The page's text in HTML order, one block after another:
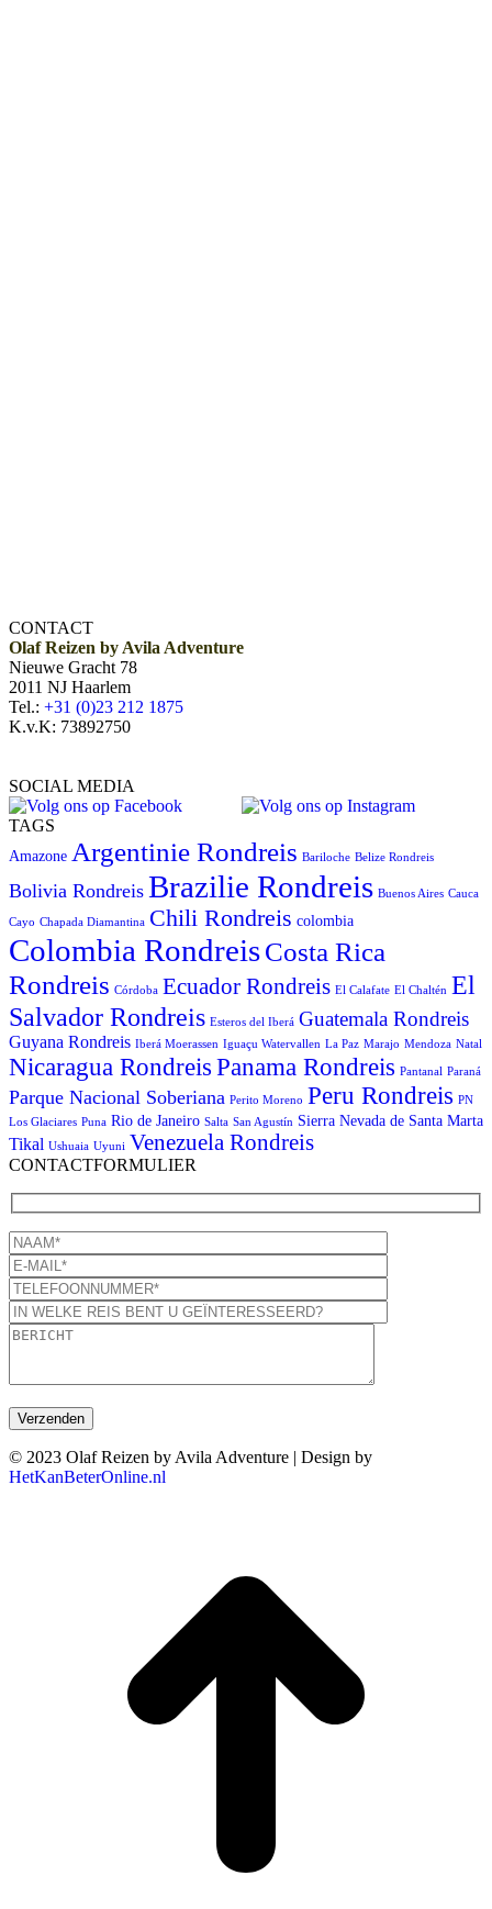
CONTACT
Olaf Reizen by Avila Adventure
Nieuwe Gracht 78
2011 NJ Haarlem
Tel.: +31 (0)23 212 1875
K.v.K: 73892750
SOCIAL MEDIA
TAGS
Amazone Argentinie Rondreis Bariloche Belize Rondreis
Bolivia Rondreis Brazilie Rondreis Buenos Aires Cauca
Cayo Chapada Diamantina Chili Rondreis colombia
Colombia RondreisCosta Rica
Rondreis Córdoba Ecuador Rondreis El Calafate El Chaltén El
Salvador Rondreis Esteros del Iberá Guatemala Rondreis
Guyana Rondreis Iberá Moerassen Iguaçu Watervallen La Paz Marajo Mendoza Natal
Nicaragua Rondreis Panama Rondreis Pantanal Paraná
Parque Nacional Soberiana Perito Moreno Peru Rondreis PN
Los Glaciares Puna Rio de Janeiro Salta San Agustín Sierra Nevada de Santa Marta
Tikal Ushuaia Uyuni Venezuela Rondreis
CONTACTFORMULIER
© 2023 Olaf Reizen by Avila Adventure | Design by
HetKanBeterOnline.nl